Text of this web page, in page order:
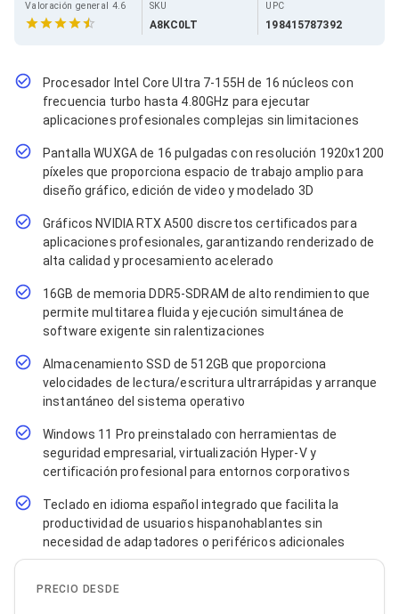
Cables Coaxiales
Accesorios para Cables
Conectores
Tapas y Cajas
Herramientas para Cables
Pinzas Ponchadoras
Probadores de Cable
Cortadoras de Cable
Protectores para Cables
Cables para Impresoras
Bobinas
Cableado Estructurado
Sujetadores de Cables
Cinchos
Adaptadores
Adaptadores PC
Adaptadores PC USB
Adaptadores PC Serial
Adaptadores PC SATA
Adaptadores PC IDE
Adaptadores PC Teclado
Bluetooth
Adaptadores Video
Adaptadores Video DisplayPort
Divisores de Video
Adaptadores Video HDMI
Extensores y Receptores de Vídeo
Adaptadores Video DVI
Adaptadores Video VGA / HD15
Adaptadores Audio
Adaptadores Audio AUX
Valoración general 4.6 SKU
A8KC0LT
UPC
198415787392
Procesador Intel Core Ultra 7-155H de 16 núcleos con
frecuencia turbo hasta 4.80GHz para ejecutar
aplicaciones profesionales complejas sin limitaciones
Pantalla WUXGA de 16 pulgadas con resolución 1920x1200
píxeles que proporciona espacio de trabajo amplio para
diseño gráfico, edición de video y modelado 3D
Gráficos NVIDIA RTX A500 discretos certificados para
aplicaciones profesionales, garantizando renderizado de
alta calidad y procesamiento acelerado
16GB de memoria DDR5-SDRAM de alto rendimiento que
permite multitarea fluida y ejecución simultánea de
software exigente sin ralentizaciones
Almacenamiento SSD de 512GB que proporciona
velocidades de lectura/escritura ultrarrápidas y arranque
instantáneo del sistema operativo
Windows 11 Pro preinstalado con herramientas de
seguridad empresarial, virtualización Hyper-V y
certificación profesional para entornos corporativos
Teclado en idioma español integrado que facilita la
productividad de usuarios hispanohablantes sin
necesidad de adaptadores o periféricos adicionales
PRECIO DESDE